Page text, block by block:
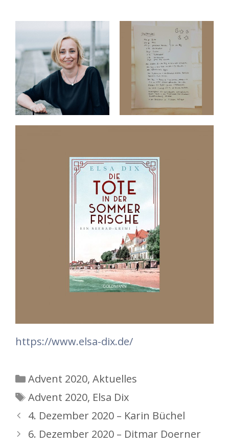
https://www.elsa-dix.de/
Kategorien
Advent 2020, Aktuelles
Schlagwörter
Advent 2020, Elsa Dix
4. Dezember 2020 – Karin Büchel
6. Dezember 2020 – Ditmar Doerner